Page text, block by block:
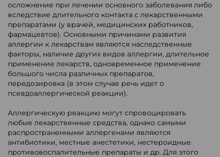
осложнение при лечении основного заболевания либо
вследствие длительного контакта с лекарственными
препаратами (у врачей, медицинских работников,
фармацевтов). Основными причинами развития
аллергии к лекарствам являются наследственные
факторы, наличие других видов аллергии, длительное
применение лекарств, одновременное применение
большого числа различных препаратов,
передозировка (в этом случае речь идет о
псевдоаллергической реакции).
Аллергическую реакцию могут спровоцировать
любые лекарственные средства, однако самыми
распространенными аллергенами являются
антибиотики, местные анестетики, нестероидные
противовоспалительные препараты и др. Для этого